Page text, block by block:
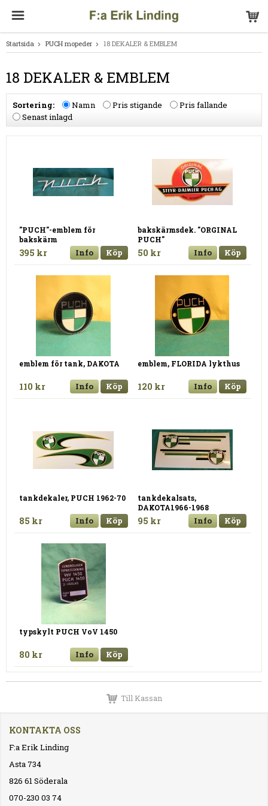
Startsida PUCH mopeder 18 DEKALER & EMBLEM
18 DEKALER & EMBLEM
Sortering: Namn Pris stigande
Pris fallande
Senast inlagd
"PUCH"-emblem för
bakskärm
395 kr Info Köp
bakskärmsdek. "ORGINAL
PUCH"
50 kr Info Köp
emblem för tank, DAKOTA
110 kr Info Köp
emblem, FLORIDA lykthus
120 kr Info Köp
tankdekaler, PUCH 1962-70
85 kr Info Köp
tankdekalsats,
DAKOTA1966-1968
95 kr Info Köp
typskylt PUCH VoV 1450
80 kr Info Köp
Till Kassan
KONTAKTA OSS
F:a Erik Linding
Asta 734
826 61 Söderala
070-230 03 74